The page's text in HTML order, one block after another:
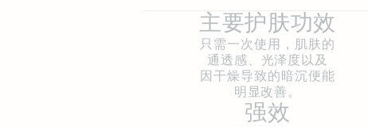
主要护肤功效
只需一次使用，肌肤的
通透感、光泽度以及
因干燥导致的暗沉便能
明显改善。
强效